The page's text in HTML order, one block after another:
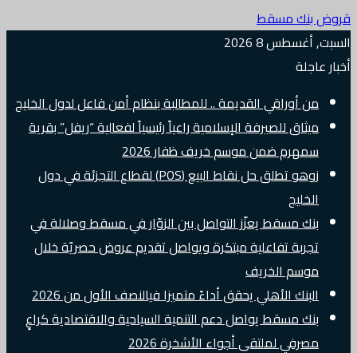
قروض بنك مسقط
السبت, أغسطس 8 2026
أخبار عاجلة
من أوراقي القديمة .. للمطالبة بنظام أمن فاعل لدول الخليج
ميثاق للصيرفة الإسلامية راعياً رئيسياً لفعالية “ريفل” بقرية
سمهرم ضمن موسم خريف ظفار 2026
زوهو تطلق حل نقاط البيع (POS) لقطاع التجزئة في دول
الخليج
بنك مسقط يعزّز التواصل بين الزوّار في مسقط وصلالة في
تجربة تفاعلية مبتكرة ويواصل تقديم عروض حصريّة خلال
موسم الخريف
البنك الأهلي يحقق أداءً متميزا فيالنصف الأول من 2026
بنك مسقط يواصل دعم التنمية السياحية والاقتصادية كراعٍ
مصرفي لملتقى أجواء الأشخرة 2026